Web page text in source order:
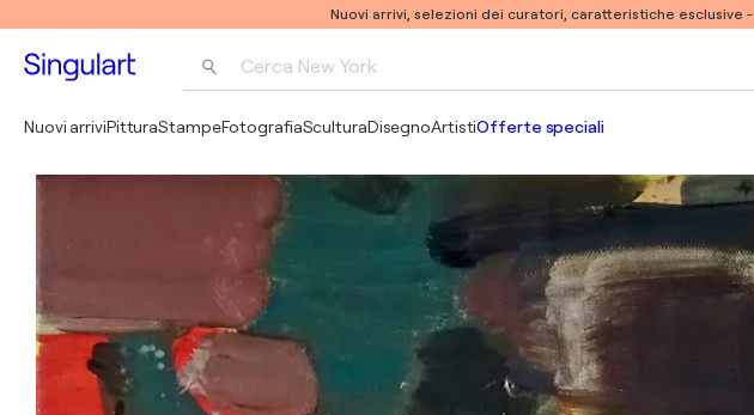
Nuovi arrivi, selezioni dei curatori, caratteristiche esclusive -
Cerca New York
Pablo Picasso
Nuovi arriviPitturaStampeFotografiaSculturaDisegnoArtistiOfferte speciali